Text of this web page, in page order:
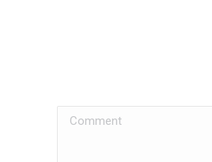
Comment